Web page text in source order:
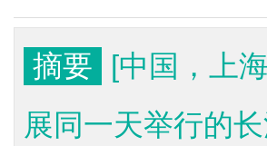
摘要
[中国，上
展同一天举行的